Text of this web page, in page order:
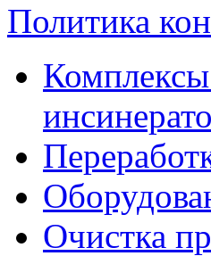
Политика
Комплексы
Очистка